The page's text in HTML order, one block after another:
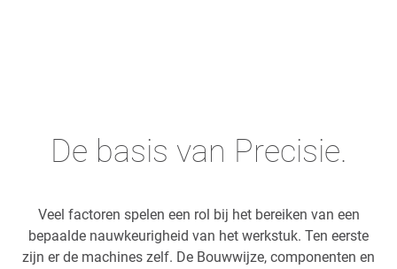
De basis van Precisie.
Veel factoren spelen een rol bij het bereiken van een
bepaalde nauwkeurigheid van het werkstuk. Ten eerste
zijn er de machines zelf. De Bouwwijze, componenten en